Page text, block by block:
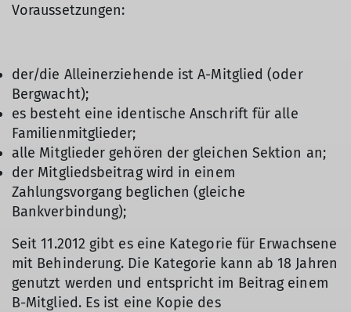
Voraussetzungen:
der/die Alleinerziehende ist A-Mitglied (oder
Bergwacht);
es besteht eine identische Anschrift für alle
Familienmitglieder;
alle Mitglieder gehören der gleichen Sektion an;
der Mitgliedsbeitrag wird in einem
Zahlungsvorgang beglichen (gleiche
Bankverbindung);
Seit 11.2012 gibt es eine Kategorie für Erwachsene
mit Behinderung. Die Kategorie kann ab 18 Jahren
genutzt werden und entspricht im Beitrag einem
B-Mitglied. Es ist eine Kopie des